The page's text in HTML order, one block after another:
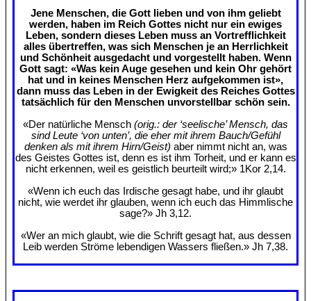
Jene Menschen, die Gott lieben und von ihm geliebt
werden, haben im Reich Gottes nicht nur ein ewiges
Leben, sondern dieses Leben muss an Vortrefflichkeit
alles übertreffen, was sich Menschen je an Herrlichkeit
und Schönheit ausgedacht und vorgestellt haben. Wenn
Gott sagt: «Was kein Auge gesehen und kein Ohr gehört
hat und in keines Menschen Herz aufgekommen ist»,
dann muss das Leben in der Ewigkeit des Reiches Gottes
tatsächlich für den Menschen unvorstellbar schön sein.
«Der natürliche Mensch (orig.: der ‘seelische’ Mensch, das
sind Leute ‘von unten’, die eher mit ihrem Bauch/Gefühl
denken als mit ihrem Hirn/Geist) aber nimmt nicht an, was
des Geistes Gottes ist, denn es ist ihm Torheit, und er kann es
nicht erkennen, weil es geistlich beurteilt wird;» 1Kor 2,14.
«Wenn ich euch das Irdische gesagt habe, und ihr glaubt
nicht, wie werdet ihr glauben, wenn ich euch das Himmlische
sage?» Jh 3,12.
«Wer an mich glaubt, wie die Schrift gesagt hat, aus dessen
Leib werden Ströme lebendigen Wassers fließen.» Jh 7,38.